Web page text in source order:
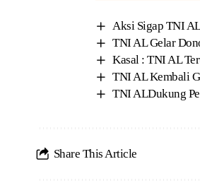
Aksi Sigap TNI
TNI AL Gelar
Kasal : TNI AL
TNI AL Kembali
TNI ALDukung
Share This Article